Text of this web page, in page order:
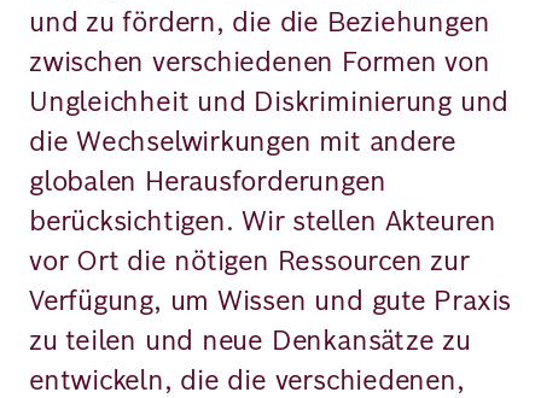
und zu fördern, die die Beziehungen
zwischen verschiedenen Formen von
Ungleichheit und Diskriminierung und
die Wechselwirkungen mit andere
globalen Herausforderungen
berücksichtigen. Wir stellen Akteuren
vor Ort die nötigen Ressourcen zur
Verfügung, um Wissen und gute Praxis
zu teilen und neue Denkansätze zu
entwickeln, die die verschiedenen,